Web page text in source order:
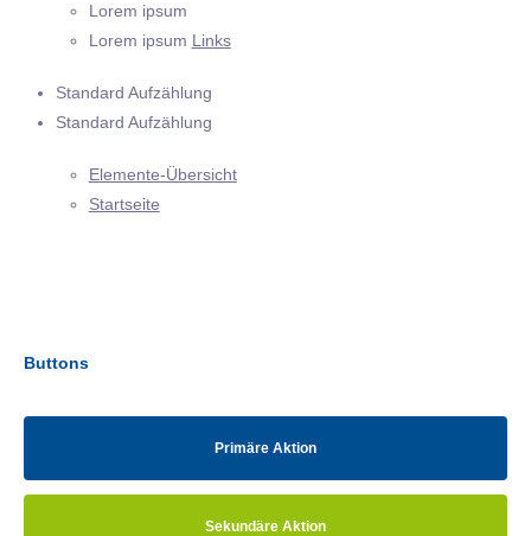
Lorem ipsum
Lorem ipsum Links
Standard Aufzählung
Standard Aufzählung
Elemente-Übersicht
Startseite
Buttons
Primäre Aktion
Sekundäre Aktion